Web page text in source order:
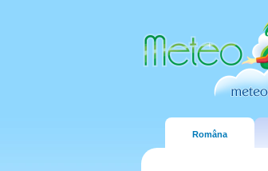
Româna